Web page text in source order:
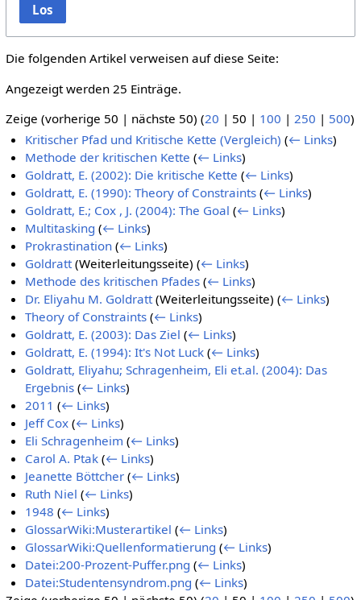
Los
Die folgenden Artikel verweisen auf diese Seite:
Angezeigt werden 25 Einträge.
Zeige (vorherige 50 | nächste 50) (20 | 50 | 100 | 250 | 500)
Kritischer Pfad und Kritische Kette (Vergleich) (← Links)
Methode der kritischen Kette (← Links)
Goldratt, E. (2002): Die kritische Kette (← Links)
Goldratt, E. (1990): Theory of Constraints (← Links)
Goldratt, E.; Cox , J. (2004): The Goal (← Links)
Multitasking (← Links)
Prokrastination (← Links)
Goldratt(Weiterleitungsseite)(← Links)
Methode des kritischen Pfades (← Links)
Dr. Eliyahu M. Goldratt(Weiterleitungsseite)(← Links)
Theory of Constraints (← Links)
Goldratt, E. (2003): Das Ziel (← Links)
Goldratt, E. (1994): It's Not Luck (← Links)
Goldratt, Eliyahu; Schragenheim, Eli et.al. (2004): Das
Ergebnis (← Links)
2011 (← Links)
Jeff Cox (← Links)
Eli Schragenheim (← Links)
Carol A. Ptak (← Links)
Jeanette Böttcher (← Links)
Ruth Niel (← Links)
1948 (← Links)
GlossarWiki:Musterartikel (← Links)
GlossarWiki:Quellenformatierung (← Links)
Datei:200-Prozent-Puffer.png (← Links)
Datei:Studentensyndrom.png (← Links)